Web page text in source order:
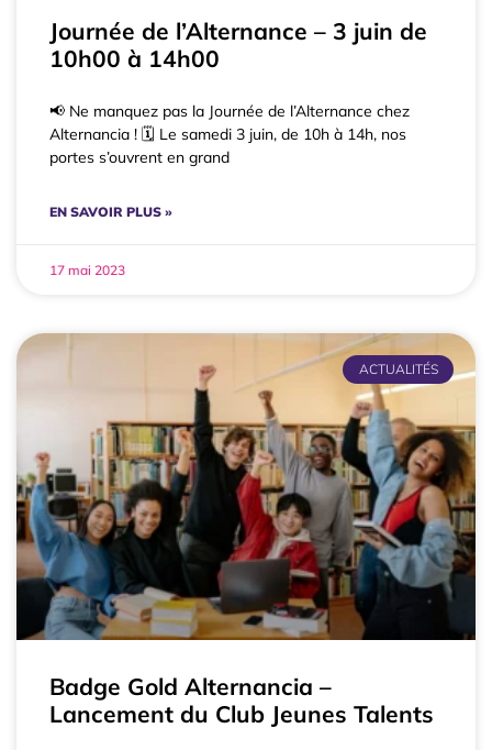
Journée de l’Alternance – 3 juin de
10h00 à 14h00
📢 Ne manquez pas la Journée de l’Alternance chez
Alternancia ! 🗓️ Le samedi 3 juin, de 10h à 14h, nos
portes s’ouvrent en grand
EN SAVOIR PLUS »
17 mai 2023
ACTUALITÉS
Badge Gold Alternancia –
Lancement du Club Jeunes Talents